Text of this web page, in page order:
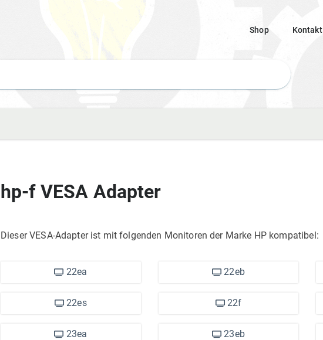
Shop Kontakt
hp-f VESA Adapter
Dieser VESA-Adapter ist mit folgenden Monitoren der Marke HP kompatibel:
22ea 22eb
22es 22f
23ea 23eb